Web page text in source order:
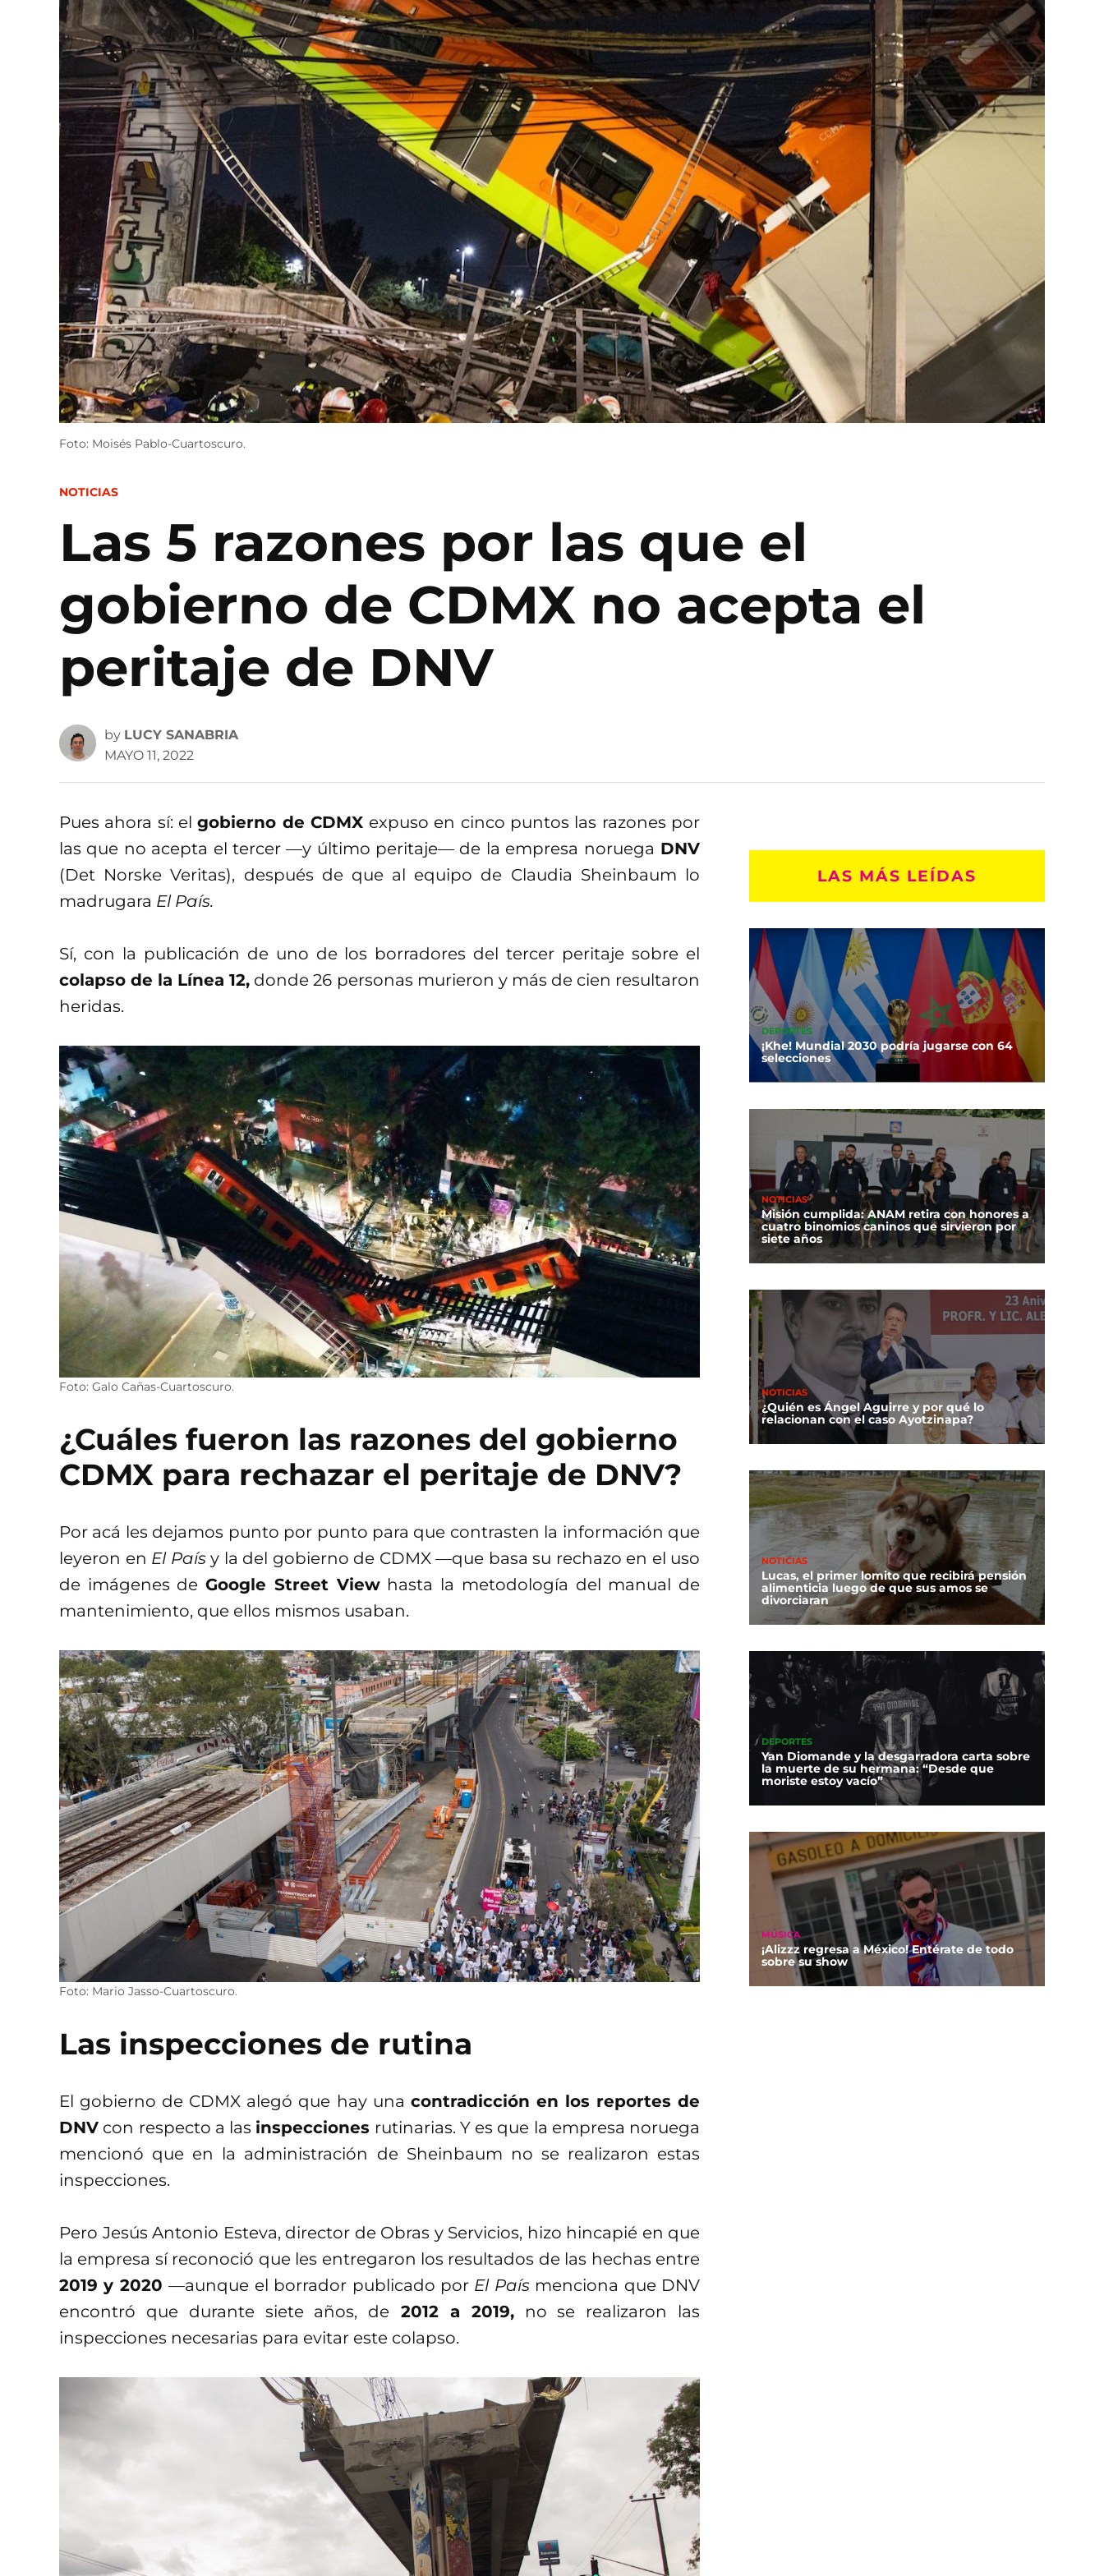
Foto: Moisés Pablo-Cuartoscuro.
POSTED
NOTICIAS
Las 5 razones por las que el
gobierno de CDMX no acepta el
peritaje de DNV
by LUCY SANABRIA
MAYO 11, 2022
Pues ahora sí: elgobierno de CDMX expuso en cinco puntos las razones por
las que no acepta el tercer —y último peritaje— de la empresa noruega DNV
(Det Norske Veritas), después de que al equipo de Claudia Sheinbaum lo
madrugara El País.
Sí, con la publicación de uno de los borradores del tercer peritaje sobre el
colapso de la Línea 12, donde 26 personas murieron y más de cien resultaron
heridas.
Foto: Galo Cañas-Cuartoscuro.
¿Cuáles fueron las razones del gobierno
CDMX para rechazar el peritaje de DNV?
Por acá les dejamos punto por punto para que contrasten la información que
leyeron en El País y la del gobierno de CDMX —que basa su rechazo en el uso
de imágenes deGoogle Street Viewhasta la metodología del manual de
mantenimiento, que ellos mismos usaban.
Foto: Mario Jasso-Cuartoscuro.
Las inspecciones de rutina
El gobierno de CDMX alegó que hay una contradicción en los reportes de
DNV con respecto a las inspecciones rutinarias. Y es que la empresa noruega
mencionó que en la administración de Sheinbaum no se realizaron estas
inspecciones.
Pero Jesús Antonio Esteva, director de Obras y Servicios, hizo hincapié en que
la empresa sí reconoció que les entregaron los resultados de las hechas entre
2019 y 2020—aunque el borrador publicado por El Paísmenciona que DNV
encontró que durante siete años, de 2012 a 2019,no se realizaron las
inspecciones necesarias para evitar este colapso.
LAS MÁS LEÍDAS
DEPORTES
¡Khe! Mundial 2030 podría jugarse con 64
selecciones
NOTICIAS
Misión cumplida: ANAM retira con honores a
cuatro binomios caninos que sirvieron por
siete años
NOTICIAS
¿Quién es Ángel Aguirre y por qué lo
relacionan con el caso Ayotzinapa?
NOTICIAS
Lucas, el primer lomito que recibirá pensión
alimenticia luego de que sus amos se
divorciaran
DEPORTES
Yan Diomande y la desgarradora carta sobre
la muerte de su hermana: “Desde que
moriste estoy vacío”
MÚSICA
¡Alizzz regresa a México! Entérate de todo
sobre su show